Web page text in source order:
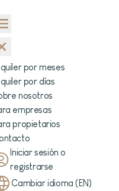
por meses
por días
nosotros
empresas
propietarios
Iniciar sesión o
registrarse
Cambiar idioma (EN)